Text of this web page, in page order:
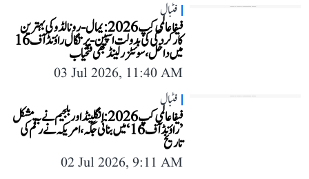
فٹبال
فیفا عالمی کپ 2026: یمال-رونالڈو کی بہترین
کارکردگی کی بدولت اسپین-پرتگال راؤنڈ آف 16
میں داخل، سوئٹزرلینڈ بھی فتحیاب
03 Jul 2026, 11:40 AM
فٹبال
فیفا عالمی کپ 2026: انگلینڈ اور بلجیم نے بہ مشکل
’راؤنڈ آف 16‘ میں بنائی جگہ، امریکہ نے رقم کی
تاریخ
02 Jul 2026, 9:11 AM